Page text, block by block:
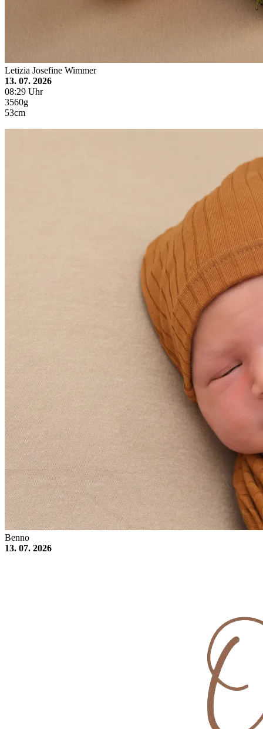
Letizia Josefine Wimmer
13. 07. 2026
08:29 Uhr
3560g
53cm
Benno
13. 07. 2026